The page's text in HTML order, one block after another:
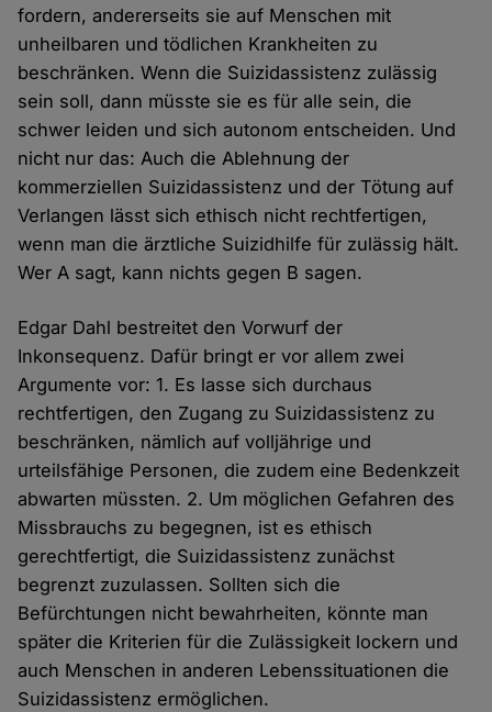
fordern, andererseits sie auf Menschen mit
unheilbaren und tödlichen Krankheiten zu
beschränken. Wenn die Suizidassistenz zulässig
sein soll, dann müsste sie es für alle sein, die
schwer leiden und sich autonom entscheiden. Und
nicht nur das: Auch die Ablehnung der
kommerziellen Suizidassistenz und der Tötung auf
Verlangen lässt sich ethisch nicht rechtfertigen,
wenn man die ärztliche Suizidhilfe für zulässig hält.
Wer A sagt, kann nichts gegen B sagen.
Edgar Dahl bestreitet den Vorwurf der
Inkonsequenz. Dafür bringt er vor allem zwei
Argumente vor: 1. Es lasse sich durchaus
rechtfertigen, den Zugang zu Suizidassistenz zu
beschränken, nämlich auf volljährige und
urteilsfähige Personen, die zudem eine Bedenkzeit
abwarten müssten. 2. Um möglichen Gefahren des
Missbrauchs zu begegnen, ist es ethisch
gerechtfertigt, die Suizidassistenz zunächst
begrenzt zuzulassen. Sollten sich die
Befürchtungen nicht bewahrheiten, könnte man
später die Kriterien für die Zulässigkeit lockern und
auch Menschen in anderen Lebenssituationen die
Suizidassistenz ermöglichen.